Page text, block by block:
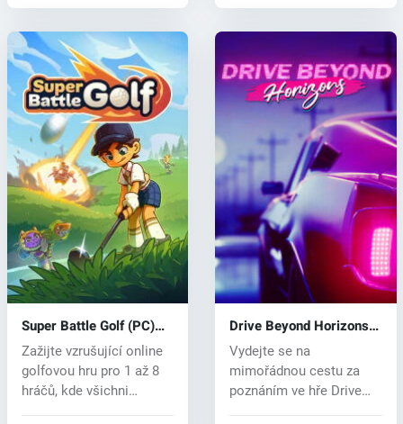
Super Battle Golf (PC)
key
Zažijte vzrušující online
golfovou hru pro 1 až 8
hráčů, kde všichni
Drive Beyond Horizons
(PC) key
Vydejte se na
mimořádnou cestu za
poznáním ve hře Drive